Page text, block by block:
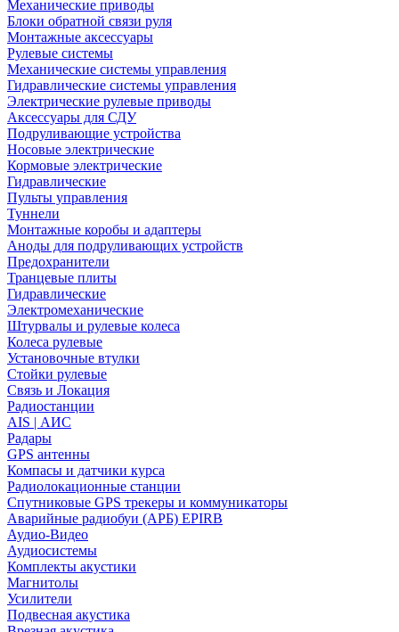
Механические приводы
Блоки обратной связи руля
Монтажные аксессуары
Рулевые системы
Механические системы управления
Гидравлические системы управления
Электрические рулевые приводы
Аксессуары для СДУ
Подруливающие устройства
Носовые электрические
Кормовые электрические
Гидравлические
Пульты управления
Туннели
Монтажные коробы и адаптеры
Аноды для подруливающих устройств
Предохранители
Транцевые плиты
Гидравлические
Электромеханические
Штурвалы и рулевые колеса
Колеса рулевые
Установочные втулки
Стойки рулевые
Связь и Локация
Радиостанции
AIS | АИС
Радары
GPS антенны
Компасы и датчики курса
Радиолокационные станции
Спутниковые GPS трекеры и коммуникаторы
Аварийные радиобуи (АРБ) EPIRB
Аудио-Видео
Аудиосистемы
Комплекты акустики
Магнитолы
Усилители
Подвесная акустика